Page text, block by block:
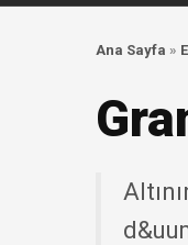
Ana Sayfa »